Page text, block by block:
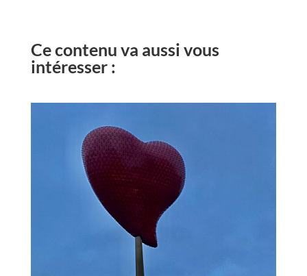
Ce contenu va aussi vous
intéresser :